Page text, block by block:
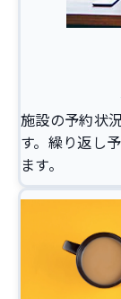
施設の予約状
す。繰り返し
ます。